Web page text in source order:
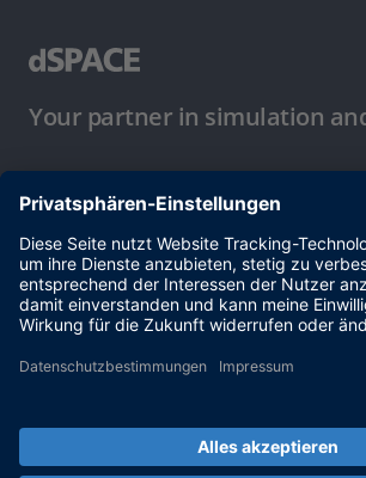
Your partner in simulation
Datenschutzbestimmung
Impressum & Allgemeine
Geschäftsbedingungen